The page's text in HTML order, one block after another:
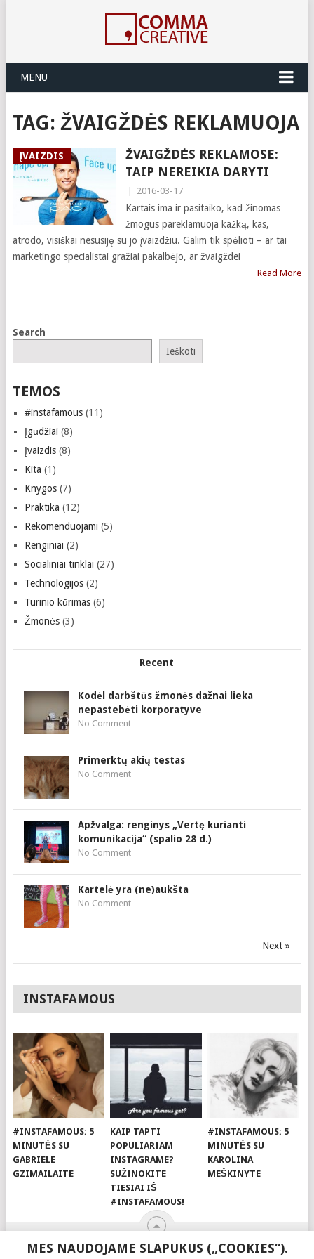
MENU
TAG: ŽVAIGŽDĖS REKLAMUOJA
ĮVAIZDIS
ŽVAIGŽDĖS REKLAMOSE:
TAIP NEREIKIA DARYTI
2016-03-17
Kartais ima ir pasitaiko, kad žinomas
žmogus pareklamuoja kažką, kas,
atrodo, visiškai nesusiję su jo įvaizdžiu. Galim tik spėlioti – ar tai
marketingo specialistai gražiai pakalbėjo, ar žvaigždei
Read More
Search
Ieškoti
TEMOS
#instafamous(11)
Įgūdžiai (8)
Įvaizdis(8)
Kita (1)
Knygos(7)
Praktika (12)
Rekomenduojami (5)
Renginiai (2)
Socialiniai tinklai (27)
Technologijos(2)
Turinio kūrimas(6)
Žmonės(3)
Recent
Kodėl darbštūs žmonės dažnai lieka
nepastebėti korporatyve
No Comment
Primerktų akių testas
No Comment
Apžvalga: renginys „Vertę kurianti
komunikacija“ (spalio 28 d.)
No Comment
Kartelė yra (ne)aukšta
No Comment
Next »
INSTAFAMOUS
#INSTAFAMOUS: 5
MINUTĖS SU
GABRIELE
GZIMAILAITE
KAIP TAPTI
POPULIARIAM
INSTAGRAME?
SUŽINOKITE
TIESIAI IŠ
#INSTAFAMOUS!
#INSTAFAMOUS: 5
MINUTĖS SU
KAROLINA
MEŠKINYTE
MES NAUDOJAME SLAPUKUS („COOKIES“).